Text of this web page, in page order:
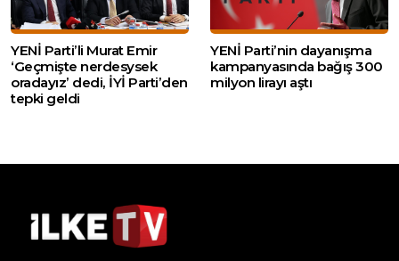
YENİ Parti’li Murat Emir
‘Geçmişte nerdesysek
oradayız’ dedi, İYİ Parti’den
tepki geldi
YENİ Parti’nin dayanışma
kampanyasında bağış 300
milyon lirayı aştı